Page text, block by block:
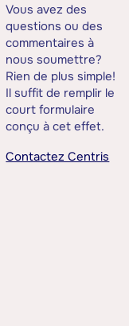
Vous avez des
questions ou des
commentaires à
nous soumettre?
Rien de plus simple!
Il suffit de remplir le
court formulaire
conçu à cet effet.
Contactez Centris